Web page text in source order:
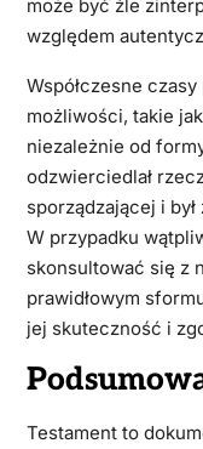
może być źle
względem
Współczesne
możliwości, takie
niezależnie od
odzwierciedlał
sporządzającej i
W przypadku
skonsultować się z
prawidłowym
jej skuteczność i
Testament to